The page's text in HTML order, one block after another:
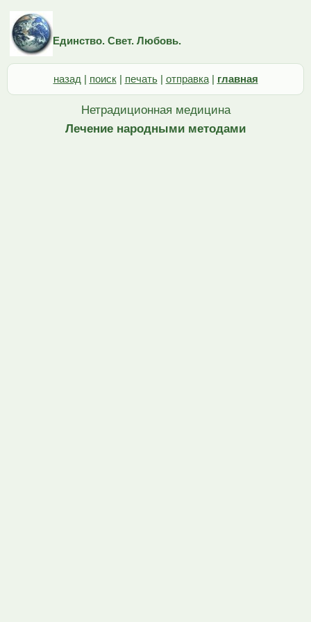
Единство. Свет. Любовь.
назад| поиск| печать| отправка| главная
Нетрадиционная медицина
Лечение народными методами